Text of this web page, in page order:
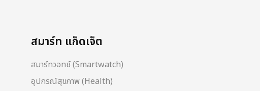
สมาร์ท แก็ดเจ็ต
สมาร์ทวอทช์ (Smartwatch)
อุปกรณ์สุขภาพ (Health)